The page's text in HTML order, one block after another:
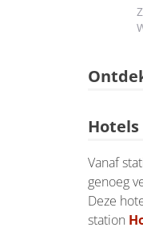
Hotels
Vanaf
genoeg
Deze
station